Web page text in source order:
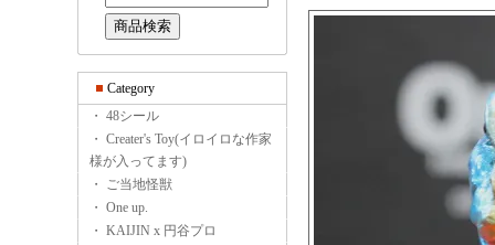
Category
・ 48シール
・ Creater's Toy(イロイロな作家
様が入ってます)
・ ご当地怪獣
・ One up.
・ KAIJIN x 円谷プロ